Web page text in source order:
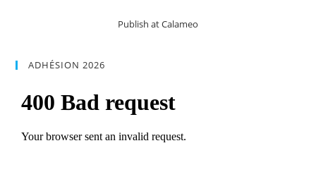
Publish at Calameo
ADHÉSION 2026